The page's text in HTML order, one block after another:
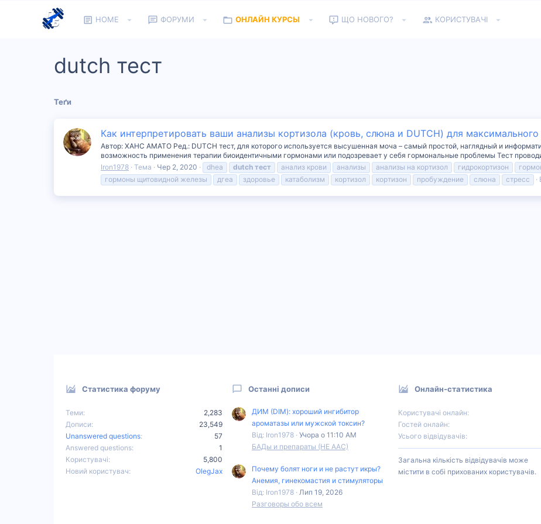
HOME ФОРУМИ ОНЛАЙН КУРСЫ ЩО НОВОГО? КОРИСТУВАЧІ
dutch тест
Теґи
Как интерпретировать ваши анализы кортизола (кровь, слюна и DUTCH) для
Автор: ХАНС АМАТО Ред.: DUTCH тест, для которого используется высушенная моча – самый простой, наглядный и
возможность применения терапии биоидентичными гормонами или подозревает у себя гормональные проблемы Тест
Iron1978 Тема Чер 2, 2020 dhea dutch тест анализ крови анализы анализы на кортизол гидрокортизон
гормоны щитовидной железы
дгеа здоровье катаболизм кортизол кортизон пробуждение слюна стресс
Статистика форуму
Теми
2,283
Дописи
23,549
Unanswered questions
57
Answered questions
1
Користувачі
5,800
Новий користувач
OlegJax
Останні дописи
ДИМ (DIM): хороший ингибитор
ароматазы или мужской токсин?
Від: Iron1978 Учора о 11:10 AM
БАДы и препараты (НЕ ААС)
Почему болят ноги и не растут икры?
Анемия, гинекомастия и стимуляторы
Від: Iron1978 Лип 19, 2026
Разговоры обо всем
Онлайн-статистика
Користувачі онлайн
Гостей онлайн
Усього відвідувачів
Загальна кількість відвідувачів може
містити в собі прихованих користувачів.